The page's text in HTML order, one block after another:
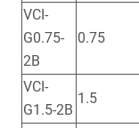
VCI-
G0.75-
2B
0.75
VCI-
G1.5-2B
1.5